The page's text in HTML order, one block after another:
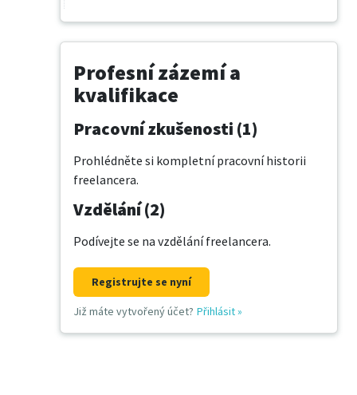
Profesní zázemí a
kvalifikace
Pracovní zkušenosti (1)
Prohlédněte si kompletní pracovní historii
freelancera.
Vzdělání (2)
Podívejte se na vzdělání freelancera.
Registrujte se nyní
Již máte vytvořený účet? Přihlásit»